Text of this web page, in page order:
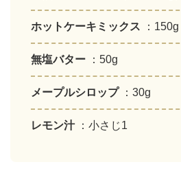
ホットケーキミックス ：150g
無塩バター ：50g
メープルシロップ ：30g
レモン汁 ：小さじ1